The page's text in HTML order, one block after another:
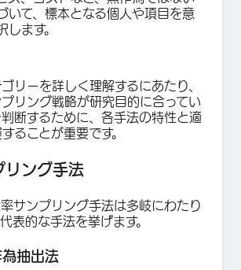
いて、標本となる個人や項目を意
します。
リーを詳しく理解するにあたり、
リング戦略が研究目的に合ってい
断するために、各手法の特性と適
ることが重要です。
リング手法
サンプリング手法は多岐にわたり
表的な手法を挙げます。
抽出法